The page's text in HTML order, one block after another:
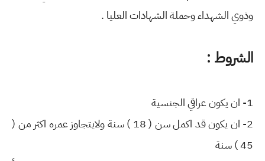
وذوي الشهداء وحملة الشهادات العليا .
الشروط :
1- ان يكون عراقي الجنسية
2- ان يكون قد اكمل سن ( 18 ) سنة ولايتجاوز عمره اكثر من (
45 ) سنة